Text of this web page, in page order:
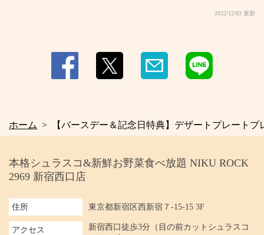
2022/12/03 更新
ホーム 【バースデー＆記念日特典】デザートプレート
本格シュラスコ&新鮮お野菜食べ放題 NIKU ROCK
2969 新宿西口店
住所 東京都新宿区西新宿７-15-15 3F
アクセス
新宿西口徒歩3分（目の前カットシュラスコ